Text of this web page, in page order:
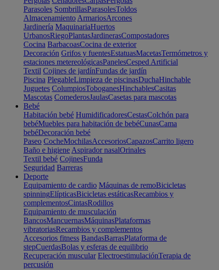
Parasoles SombrillasParasolesToldos
Almacenamiento ArmariosArcones
Jardinería MaquinariaHuertos
UrbanosRiegoPlantasJardinerasCompostadores
Cocina BarbacoasCocina de exterior
Decoración Grifos y fuentesEstatuasMacetasTermómetros y
estaciones metereológicasPanelesCesped Artificial
Textil Cojines de jardínFundas de jardín
Piscina PlegableLimpieza de piscinasDuchaHinchable
Juguetes ColumpiosToboganesHinchablesCasitas
Mascotas ComederosJaulasCasetas para mascotas
Bebé
Habitación bebé HumidificadoresCestasColchón para
bebéMuebles para habitación de bebéCunasCama
bebéDecoración bebé
Paseo CocheMochilasAccesoriosCapazosCarrito ligero
Baño e higiene Aspirador nasalOrinales
Textil bebé CojinesFunda
Seguridad Barreras
Deporte
Equipamiento de cardio Máquinas de remoBicicletas
spinningElípticasBicicletas estáticasRecambios y
complementosCintasRodillos
Equipamiento de musculación
BancosMancuernasMáquinasPlataformas
vibratoriasRecambios y complementos
Accesorios fitness BandasBarrasPlataforma de
stepCuerdasBolas y esferas de equilibrio
Recuperación muscular ElectroestimulaciónTerapia de
percusión